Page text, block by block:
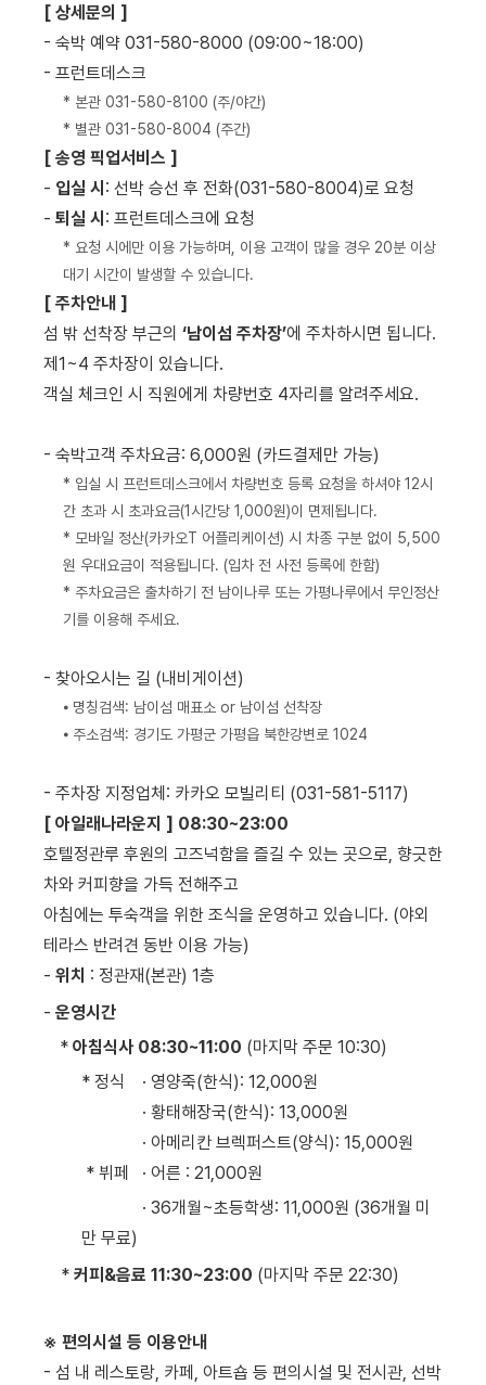
[ 상세문의 ]
- 숙박 예약 031-580-8000 (09:00~18:00)
- 프런트데스크
* 본관 031-580-8100 (주/야간)
* 별관 031-580-8004 (주간)
[ 송영 픽업서비스 ]
- 입실 시 : 선박 승선 후 전화(031-580-8004)로 요청
- 퇴실 시 : 프런트데스크에 요청
* 요청 시에만 이용 가능하며, 이용 고객이 많을 경우 20분 이상
대기 시간이 발생할 수 있습니다.
[ 주차안내 ]
섬 밖 선착장 부근의 ‘남이섬 주차장’에 주차하시면 됩니다.
제1~4 주차장이 있습니다.
객실 체크인 시 직원에게 차량번호 4자리를 알려주세요.
- 숙박고객 주차요금: 6,000원 (카드결제만 가능)
* 입실 시 프런트데스크에서 차량번호 등록 요청을 하셔야 12시
간 초과 시 초과요금(1시간당 1,000원)이 면제됩니다.
* 모바일 정산(카카오T 어플리케이션) 시 차종 구분 없이 5,500
원 우대요금이 적용됩니다. (입차 전 사전 등록에 한함)
* 주차요금은 출차하기 전 남이나루 또는 가평나루에서 무인정산
기를 이용해 주세요.
- 찾아오시는 길 (내비게이션)
⦁ 명칭검색: 남이섬 매표소 or 남이섬 선착장
⦁ 주소검색: 경기도 가평군 가평읍 북한강변로 1024
- 주차장 지정업체: 카카오 모빌리티 (031-581-5117)
[ 아일래나라운지 ] 08:30~23:00
호텔정관루 후원의 고즈넉함을 즐길 수 있는 곳으로, 향긋한
차와 커피향을 가득 전해주고
아침에는 투숙객을 위한 조식을 운영하고 있습니다. (야외
테라스 반려견 동반 이용 가능)
- 위치 : 정관재(본관) 1층
- 운영시간
* 아침식사 08:30~11:00 (마지막 주문 10:30)
* 정식 · 영양죽(한식): 12,000원
· 황태해장국(한식): 13,000원
· 아메리칸 브렉퍼스트(양식): 15,000원
* 뷔페 · 어른 : 21,000원
· 36개월~초등학생: 11,000원 (36개월 미
만 무료)
* 커피&음료 11:30~23:00 (마지막 주문 22:30)
※ 편의시설 등 이용안내
- 섬 내 레스토랑, 카페, 아트숍 등 편의시설 및 전시관, 선박